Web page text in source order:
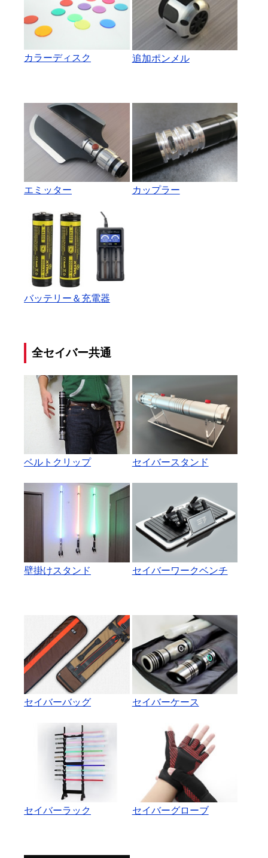
カラーディスク 追加ポンメル
エミッター カップラー
バッテリー＆充電器
全セイバー共通
ベルトクリップ セイバースタンド
壁掛けスタンド セイバーワークベンチ
セイバーバッグ セイバーケース
セイバーラック セイバーグローブ